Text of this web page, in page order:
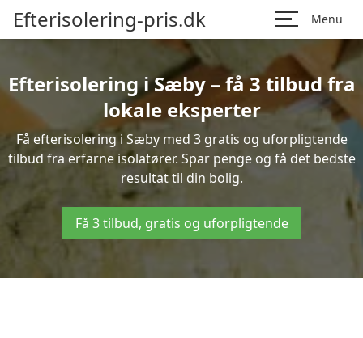
Efterisolering-pris.dk Menu
Efterisolering i Sæby – få 3 tilbud fra
lokale eksperter
Få efterisolering i Sæby med 3 gratis og uforpligtende
tilbud fra erfarne isolatører. Spar penge og få det bedste
resultat til din bolig.
Få 3 tilbud, gratis og uforpligtende